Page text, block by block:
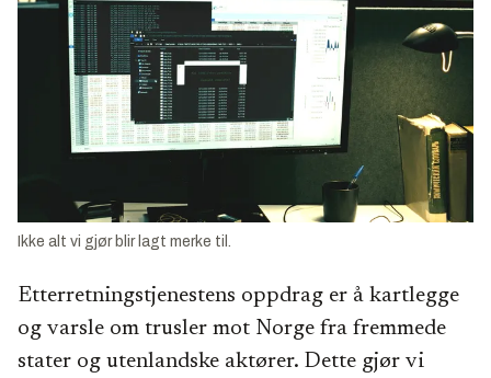
Ikke alt vi gjør blir lagt merke til.
Etterretningstjenestens oppdrag er å kartlegge
og varsle om trusler mot Norge fra fremmede
stater og utenlandske aktører. Dette gjør vi